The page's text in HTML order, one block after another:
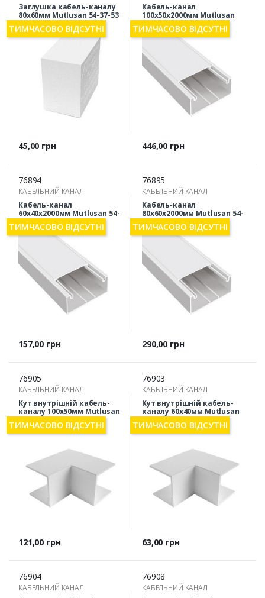
Заглушка кабель-каналу
80х60мм Mutlusan 54-37-53
Ціна
45,00 грн
ТИМЧАСОВО ВІДСУТНІ
Кабель-канал
100х50х2000мм Mutlusan
54-35-92
Ціна
446,00 грн
ТИМЧАСОВО ВІДСУТНІ
76894
КАБЕЛЬНИЙ КАНАЛ
Кабель-канал
60х40х2000мм Mutlusan 54-
35-78
Ціна
157,00 грн
ТИМЧАСОВО ВІДСУТНІ
76895
КАБЕЛЬНИЙ КАНАЛ
Кабель-канал
80х60х2000мм Mutlusan 54-
35-84
Ціна
290,00 грн
ТИМЧАСОВО ВІДСУТНІ
76905
КАБЕЛЬНИЙ КАНАЛ
Кут внутрішній кабель-
каналу 100х50мм Mutlusan
54-37-89
Ціна
121,00 грн
ТИМЧАСОВО ВІДСУТНІ
76903
КАБЕЛЬНИЙ КАНАЛ
Кут внутрішній кабель-
каналу 60х40мм Mutlusan
54-37-78
Ціна
63,00 грн
ТИМЧАСОВО ВІДСУТНІ
76904
КАБЕЛЬНИЙ КАНАЛ
76908
КАБЕЛЬНИЙ КАНАЛ